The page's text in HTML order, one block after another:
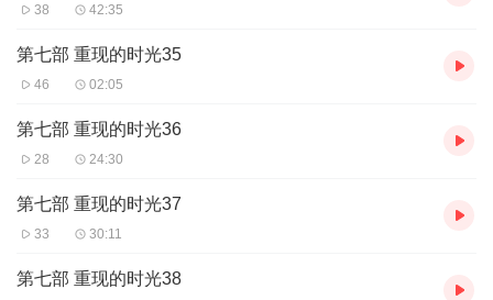
38 42:35
第七部 重现的时光35
46 02:05
第七部 重现的时光36
28 24:30
第七部 重现的时光37
33 30:11
第七部 重现的时光38